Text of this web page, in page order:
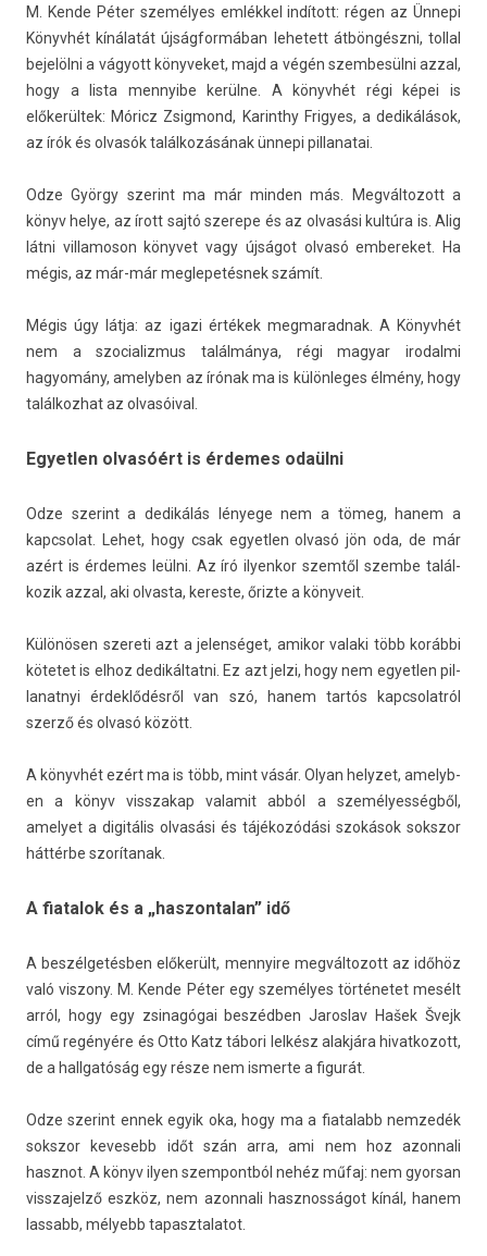
M. Kende Péter személyes emlékkel indított: régen az Ünnepi
Könyvhét kínálatát újságformában lehetett átböngészni, toll­al
bejelölni a vágyott könyveket, majd a végén szem­besül­ni azzal,
hogy a lista men­nyibe kerülne. A könyvhét régi képei is
előkerültek: Móricz Zsig­mond, Karinthy Frigyes, a dedikálások,
az írók és olvasók találkozásának ünnepi pil­lanatai.
Odze György szerint ma már mind­en más. Meg­változott a
könyv helye, az írott sajtó szerepe és az olvasási kultúra is. Alig
látni vil­lamoson könyvet vagy újságot olvasó em­bereket. Ha
mégis, az már-már meg­lepetés­nek számít.
Mégis úgy látja: az igazi értékek meg­marad­nak. A Könyvhét
nem a szocializ­mus találmánya, régi magyar ir­odal­mi
hagyomány, amelyb­en az írónak ma is külön­leges élmény, hogy
talál­kozhat az olvasóival.
Egyetlen olvasóért is érdemes odaülni
Odze szerint a dedikálás lényege nem a tömeg, hanem a
kapcsolat. Lehet, hogy csak egyetl­en olvasó jön oda, de már
azért is érdemes leülni. Az író il­yen­kor szemtől szem­be talál­
kozik azzal, aki ol­vasta, keres­te, őrizte a könyveit.
Különösen szereti azt a jelen­séget, amikor valaki több korábbi
kötetet is elhoz de­dikál­tatni. Ez azt jelzi, hogy nem egyetl­en pil­
lanat­nyi érdeklődésről van szó, hanem tartós kapcsolat­ról
szerző és olvasó között.
A könyvhét ezért ma is több, mint vásár. Olyan helyzet, amelyb­
en a könyv visszakap valamit abból a személyességből,
amelyet a digitális olvasási és tájékozódási szokások sokszor
háttérbe szorítanak.
A fiatalok és a „haszontalan” idő
A beszélgetésben előkerült, men­nyire meg­változott az időhöz
való vis­zony. M. Kende Péter egy személyes történetet mesélt
arról, hogy egy zsinagógai beszédben Jaros­lav Hašek Švejk
című regényére és Otto Katz tábori lelkész alakjára hivat­kozott,
de a hallgatóság egy része nem is­merte a figurát.
Odze szerint ennek egyik oka, hogy ma a fiatalabb nem­zedék
sokszor kevesebb időt szán arra, ami nem hoz azon­nali
hasznot. A könyv ilyen szem­pontból nehéz műfaj: nem gyor­san
visszajelző eszköz, nem azon­nali hasznos­ságot kínál, hanem
las­sabb, mélyebb tapasztalatot.